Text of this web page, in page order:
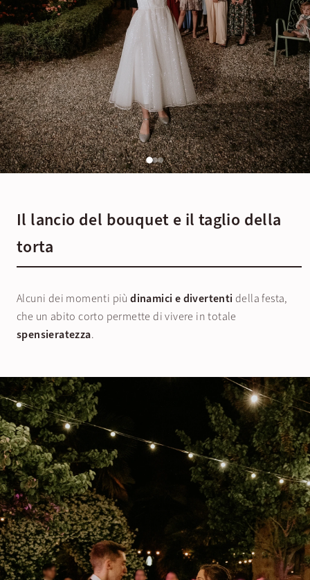
Il lancio del bouquet e il taglio della
torta
Alcuni dei momenti piùdinamici e divertenti della festa,
che un abito corto permette di vivere in totale
spensieratezza.